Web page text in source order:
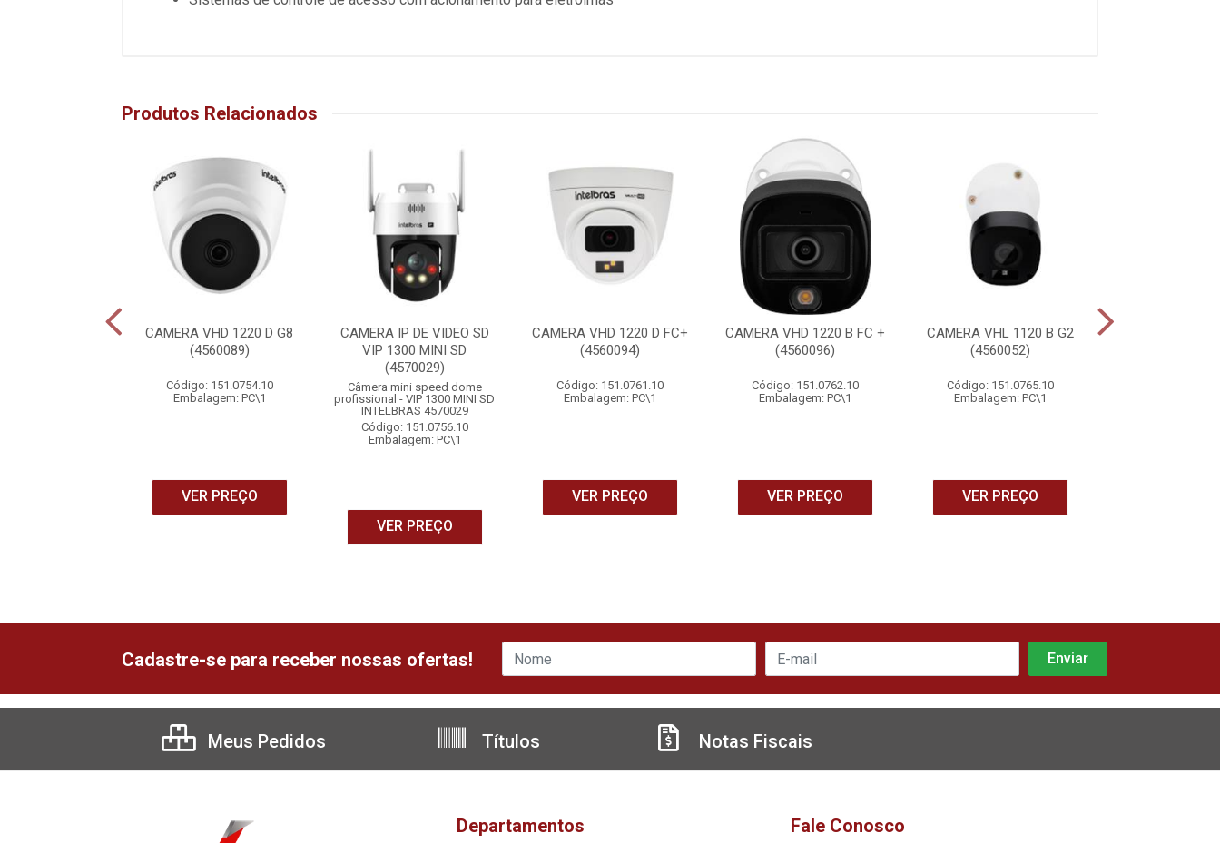
Produtos Relacionados
CAMERA VHD 1220 D G8
(4560089)
Código: 151.0754.10
Embalagem: PC\1
VER PREÇO
CAMERA IP DE VIDEO SD
VIP 1300 MINI SD
(4570029)
Câmera mini speed dome
profissional - VIP 1300 MINI SD
INTELBRAS 4570029
Código: 151.0756.10
Embalagem: PC\1
VER PREÇO
CAMERA VHD 1220 D FC+
(4560094)
Código: 151.0761.10
Embalagem: PC\1
VER PREÇO
CAMERA VHD 1220 B FC +
(4560096)
Código: 151.0762.10
Embalagem: PC\1
VER PREÇO
CAMERA VHL 1120 B G2
(4560052)
Código: 151.0765.10
Embalagem: PC\1
VER PREÇO
Cadastre-se para receber nossas ofertas!
Meus Pedidos Títulos Notas Fiscais
Departamentos Fale Conosco